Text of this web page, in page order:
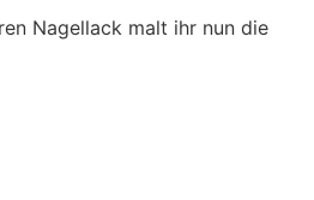
Nagellack malt ihr nun die